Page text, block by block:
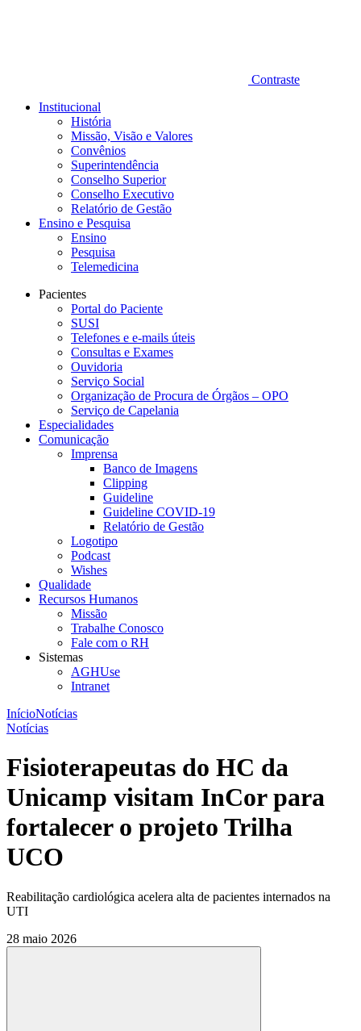
Contraste
Institucional
História
Missão, Visão e Valores
Convênios
Superintendência
Conselho Superior
Conselho Executivo
Relatório de Gestão
Ensino e Pesquisa
Ensino
Pesquisa
Telemedicina
Pacientes
Portal do Paciente
SUSI
Telefones e e-mails úteis
Consultas e Exames
Ouvidoria
Serviço Social
Organização de Procura de Órgãos – OPO
Serviço de Capelania
Especialidades
Comunicação
Imprensa
Banco de Imagens
Clipping
Guideline
Guideline COVID-19
Relatório de Gestão
Logotipo
Podcast
Wishes
Qualidade
Recursos Humanos
Missão
Trabalhe Conosco
Fale com o RH
Sistemas
AGHUse
Intranet
InícioNotícias
Notícias
Fisioterapeutas do HC da
Unicamp visitam InCor para
fortalecer o projeto Trilha
UCO
Reabilitação cardiológica acelera alta de pacientes internados na
UTI
28 maio 2026